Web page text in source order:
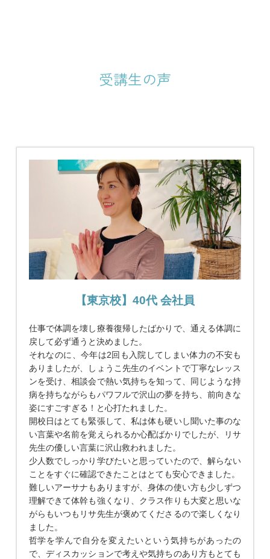
受講生の声
【東京校】40代 会社員
仕事で体調を壊し療養復帰したばかりで、通える体調に
戻して必ず通うと決めました。
それなのに、今年は2回も入院してしまい体力の不安も
ありましたが、しょうこ先生のイベントで丁寧なレッス
ンを受け、相談会で熱い気持ちを知って、同じような持
病を持ちながらもパワフルで沢山の夢を持ち、前向きな
姿にすごすぎる！と心打たれました。
開校日はとても緊張して、私は体も硬いし聞いた事のな
い言葉や名前を覚えられるか心配ばかりでしたが、リサ
先生の優しい言葉に沢山救われました。
少人数でしっかり学びたいと思っていたので、解らない
ことをすぐに確認できたことはとても安心できました。
難しいアーサナもありますが、身体の使い方も少しずつ
理解できて体幹も強くなり、クラス作りも大変と思いな
がらもいつもリサ先生が褒めてくださるので楽しくなり
ました。
哲学を学んで自分を変えたいという気持ちがあったの
で、ディスカッションで考えや気持ちのあり方もとても